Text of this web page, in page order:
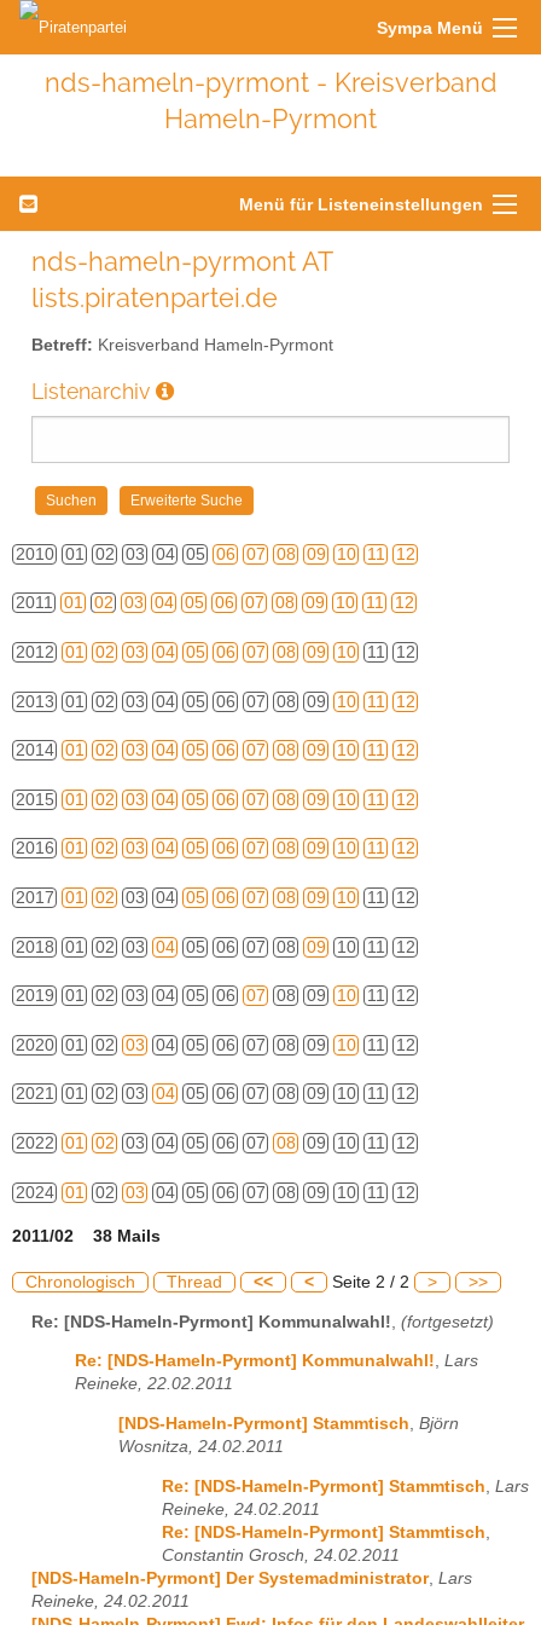
Sympa Menü
nds-hameln-pyrmont - Kreisverband
Hameln-Pyrmont
Menü für Listeneinstellungen
nds-hameln-pyrmont AT
lists.piratenpartei.de
Betreff: Kreisverband Hameln-Pyrmont
Listenarchiv
2010 01 02 03 04 05 06 07 08 09 10 11 12
2011 01 02 03 04 05 06 07 08 09 10 11 12
2012 01 02 03 04 05 06 07 08 09 10 11 12
2013 01 02 03 04 05 06 07 08 09 10 11 12
2014 01 02 03 04 05 06 07 08 09 10 11 12
2015 01 02 03 04 05 06 07 08 09 10 11 12
2016 01 02 03 04 05 06 07 08 09 10 11 12
2017 01 02 03 04 05 06 07 08 09 10 11 12
2018 01 02 03 04 05 06 07 08 09 10 11 12
2019 01 02 03 04 05 06 07 08 09 10 11 12
2020 01 02 03 04 05 06 07 08 09 10 11 12
2021 01 02 03 04 05 06 07 08 09 10 11 12
2022 01 02 03 04 05 06 07 08 09 10 11 12
2024 01 02 03 04 05 06 07 08 09 10 11 12
2011/02 38 Mails
Chronologisch Thread << < Seite 2 / 2 > >>
Re: [NDS-Hameln-Pyrmont] Kommunalwahl! (fortgesetzt)
Re: [NDS-Hameln-Pyrmont] Kommunalwahl!, Lars
Reineke, 22.02.2011
[NDS-Hameln-Pyrmont] Stammtisch Björn
Wosnitza, 24.02.2011
Re: [NDS-Hameln-Pyrmont] Stammtisch Lars
Reineke, 24.02.2011
Re: [NDS-Hameln-Pyrmont] Stammtisch
Constantin Grosch, 24.02.2011
[NDS-Hameln-Pyrmont] Der Systemadministrator, Lars
Reineke, 24.02.2011